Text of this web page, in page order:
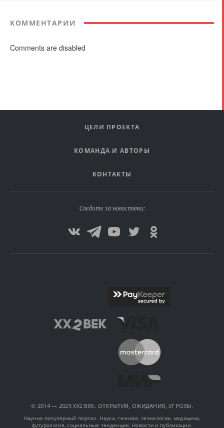
КОММЕНТАРИИ
Comments are disabled
ЦЕЛИ ПРОЕКТА
КОМАНДА И АВТОРЫ
КОНТАКТЫ
Следите за новостями:
© 2014 — 2025 XX2 ВЕК. ОТКРЫТИЯ, ОЖИДАНИЯ, УГРОЗЫ.
Научно-популярный портал. Наука, техника, технологии, медицина,
футурология, социальные тенденции. Новости и публикации.